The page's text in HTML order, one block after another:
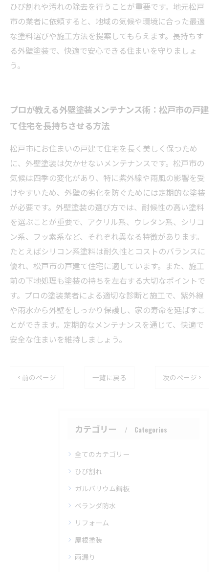
ひび割れや汚れの除去を行うことが重要です。地元松戸
市の業者に依頼すると、地域の気候や環境に合った最適
な塗料選びや施工方法を提案してもらえます。長持ちす
る外壁塗装で、快適で安心できる住まいを守りましょ
う。
プロが教える外壁塗装メンテナンス術：松戸市の戸建
て住宅を長持ちさせる方法
松戸市にお住まいの戸建て住宅を長く美しく保つため
に、外壁塗装は欠かせないメンテナンスです。松戸市の
気候は四季の変化があり、特に紫外線や雨風の影響を受
けやすいため、外壁の劣化を防ぐためには定期的な塗装
が必要です。外壁塗装の選び方では、耐候性の高い塗料
を選ぶことが重要で、アクリル系、ウレタン系、シリコ
ン系、フッ素系など、それぞれ異なる特徴があります。
たとえばシリコン系塗料は耐久性とコストのバランスに
優れ、松戸市の戸建て住宅に適しています。また、施工
前の下地処理も塗装の持ちを左右する大切なポイントで
す。プロの塗装業者による適切な診断と施工で、紫外線
や雨水から外壁をしっかり保護し、家の寿命を延ばすこ
とができます。定期的なメンテナンスを通じて、快適で
安全な住まいを維持しましょう。
< 前のページ 一覧に戻る 次のページ >
カテゴリー Categories
全てのカテゴリー
ひび割れ
ガルバリウム鋼板
ベランダ防水
リフォーム
屋根塗装
雨漏り